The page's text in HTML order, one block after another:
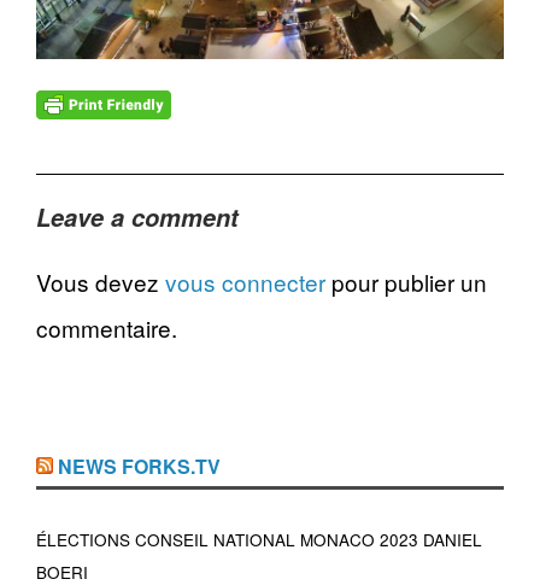
Leave a comment
Vous devez vous connecter pour publier un
commentaire.
NEWS FORKS.TV
ÉLECTIONS CONSEIL NATIONAL MONACO 2023 DANIEL
BOERI